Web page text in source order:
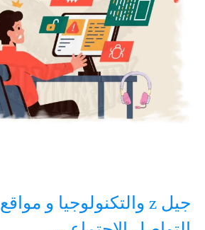
جيل z والتكنولوجيا و مواقع